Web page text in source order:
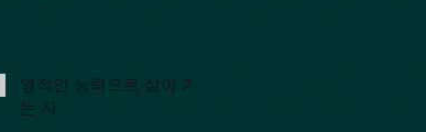
영적인 능력으로 살아 가
는 자